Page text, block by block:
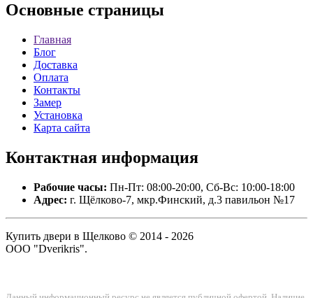
Основные страницы
Главная
Блог
Доставка
Оплата
Контакты
Замер
Установка
Карта сайта
Контактная информация
Рабочие часы: Пн-Пт: 08:00-20:00, Сб-Вс: 10:00-18:00
Адрес: г. Щёлково-7, мкр.Финский, д.3 павильон №17
Купить двери в Щелково © 2014 - 2026
ООО "Dverikris".